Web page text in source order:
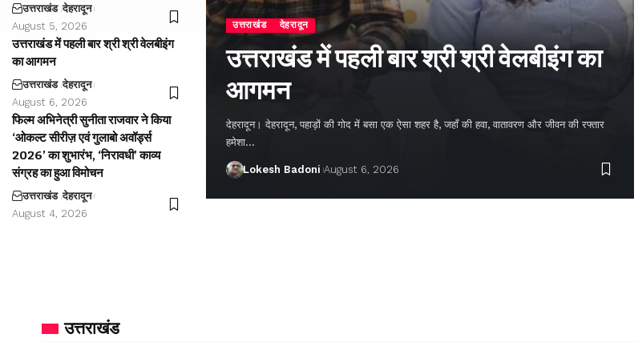
उत्तराखंड देहरादून
August 5, 2026
उत्तराखंड में पहली बार श्री श्री वेलबीइंग
का आगमन
उत्तराखंड देहरादून
August 6, 2026
फिल्म अभिनेत्री सुनीता राजवार ने किया
‘ओकल्ट सीरीज़ एवं गुलाबो अवॉर्ड्स
2026’ का शुभारंभ, ‘निरावधी’ काव्य
संग्रह का हुआ विमोचन
उत्तराखंड देहरादून
August 4, 2026
उत्तराखंड देहरादून
उत्तराखंड में पहली बार श्री श्री वेलबीइंग का
आगमन
देहरादून। देहरादून, पहाड़ों की गोद में बसा एक ऐसा शहर है, जहाँ की हवा, वातावरण और जीवन की रफ्तार
हमेशा…
Lokesh Badoni August 6, 2026
उत्तराखंड